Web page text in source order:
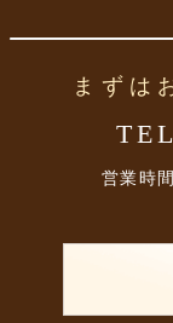
まずは
営業時